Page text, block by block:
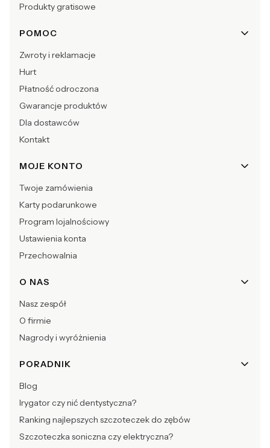
Produkty gratisowe
POMOC
Zwroty i reklamacje
Hurt
Płatność odroczona
Gwarancje produktów
Dla dostawców
Kontakt
MOJE KONTO
Twoje zamówienia
Karty podarunkowe
Program lojalnościowy
Ustawienia konta
Przechowalnia
O NAS
Nasz zespół
O firmie
Nagrody i wyróżnienia
PORADNIK
Blog
Irygator czy nić dentystyczna?
Ranking najlepszych szczoteczek do zębów
Szczoteczka soniczna czy elektryczna?